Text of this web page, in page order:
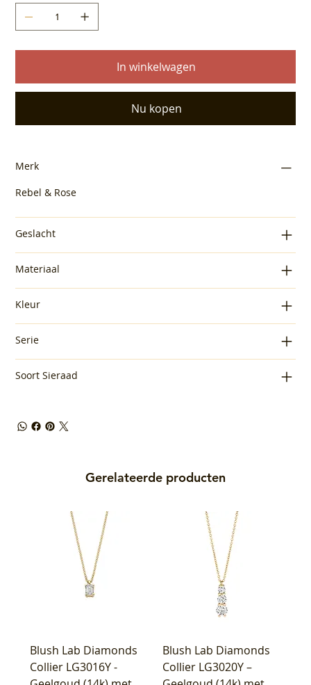
In winkelwagen
Nu kopen
Merk
Rebel & Rose
Geslacht
Materiaal
Kleur
Serie
Soort Sieraad
Gerelateerde producten
Blush Lab Diamonds
Collier LG3016Y -
Blush Lab Diamonds
Collier LG3020Y –